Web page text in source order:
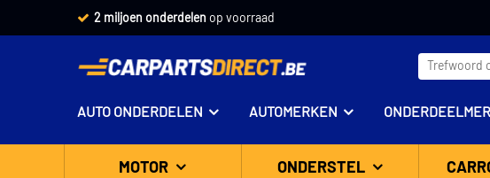
2 miljoen onderdelen op voorraad
AUTO ONDERDELEN AUTOMERKEN
MOTOR ONDERSTEL